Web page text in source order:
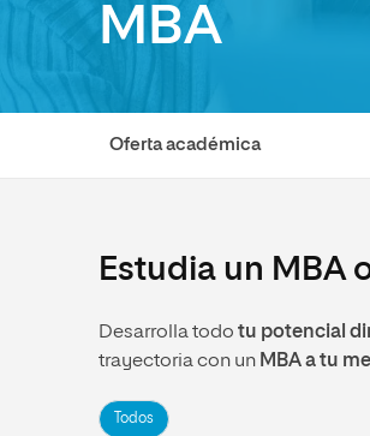
Diseño
Humanidades
Ingeniería y Tecnología
Ciencias Sociales
Música
Grupo Educativo Proeduca
MBA
Oferta académica
Estudia un MBA
Desarrolla todo tu potencial
trayectoria con un MBA a tu
Todos